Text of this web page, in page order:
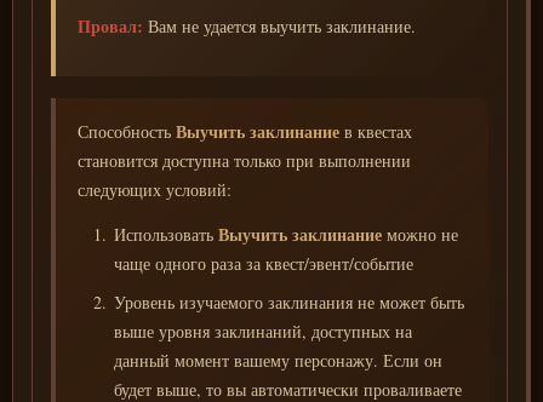
Провал: Вам не удается выучить заклинание.
Способность Выучить заклинание в квестах
становится доступна только при выполнении
следующих условий:
Использовать Выучить заклинание можно не
чаще одного раза за квест/эвент/событие
Уровень изучаемого заклинания не может быть
выше уровня заклинаний, доступных на
данный момент вашему персонажу. Если он
будет выше, то вы автоматически проваливаете